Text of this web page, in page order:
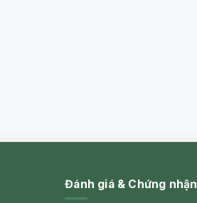
Đánh giá & Chứng nhận